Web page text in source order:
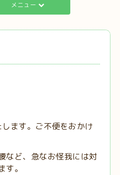
メニュー
ます。ご不便をおかけ
など、急なお怪我には対
。